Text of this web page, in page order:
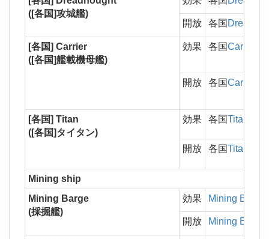
([各国]攻城艦)
開放 各国
[各国] Carrier
([各国]艦載機母艦)
効果 各国Carrier
開放 各国Carrier
[各国] Titan
([各国]タイタン)
効果 各国Titan
開放 各国Titan
Mining ship
Mining Barge
(採掘艦)
効果 Mining Barge
開放 Mining Barge